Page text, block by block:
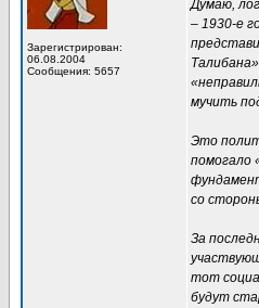
Зарегистрирован:
06.08.2004
Сообщения: 5657
Думаю,
– 1930-е
мучить
Это
помогало
со
За
тот
будут